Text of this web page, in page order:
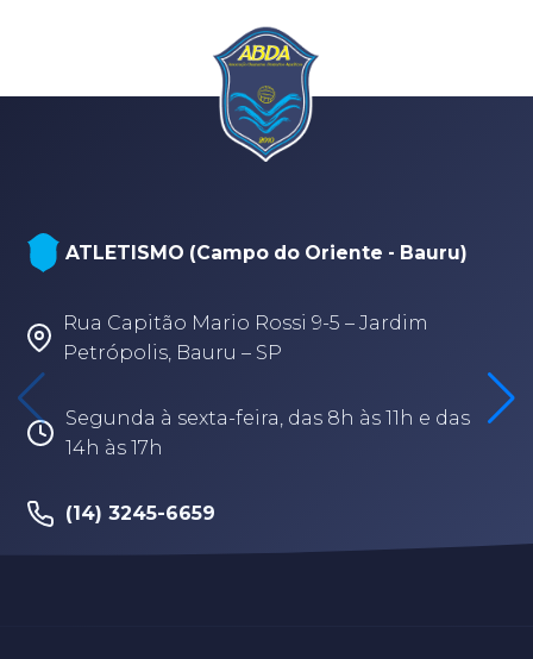
ATLETISMO (Campo do Oriente - Bauru)
Rua Capitão Mario Rossi 9-5 – Jardim
Petrópolis, Bauru – SP
Segunda à sexta-feira, das 8h às 11h e das
14h às 17h
(14) 3245-6659